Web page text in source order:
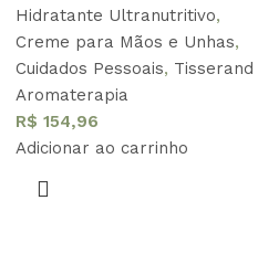
Hidratante Ultranutritivo,
Creme para Mãos e Unhas,
Cuidados Pessoais, Tisserand
Aromaterapia
R$ 154,96
Adicionar ao carrinho